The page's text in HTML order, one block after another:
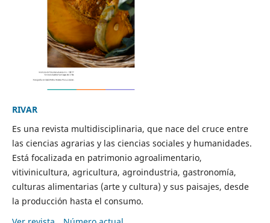
RIVAR
Es una revista multidisciplinaria, que nace del cruce entre
las ciencias agrarias y las ciencias sociales y humanidades.
Está focalizada en patrimonio agroalimentario,
vitivinicultura, agricultura, agroindustria, gastronomía,
culturas alimentarias (arte y cultura) y sus paisajes, desde
la producción hasta el consumo.